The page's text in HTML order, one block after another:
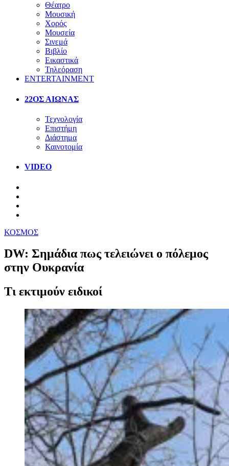
Θέατρο
Μουσική
Χορός
Μουσεία
Σινεμά
Βιβλίο
Εικαστικά
Τηλεόραση
ENTERTAINMENT
22ΟΣ ΑΙΩΝΑΣ
Τεχνολογία
Επιστήμη
Διάστημα
Καινοτομία
VIDEO
ΚΟΣΜΟΣ
DW: Σημάδια πως τελειώνει ο πόλεμος
στην Ουκρανία
Τι εκτιμούν ειδικοί